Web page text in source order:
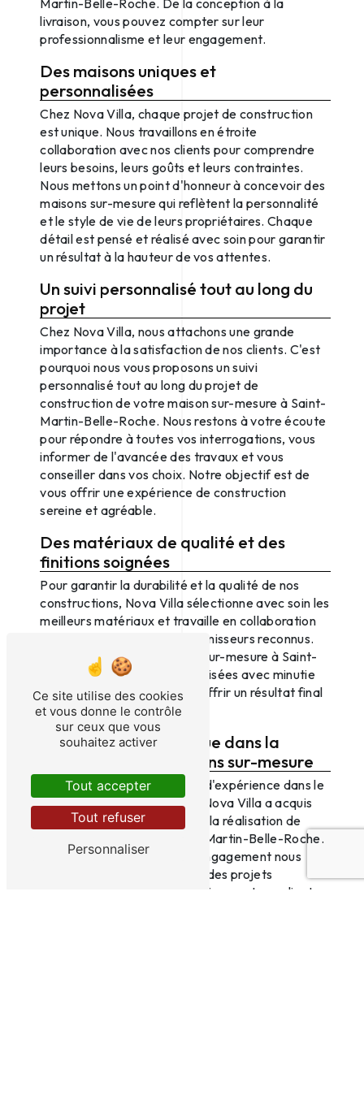
livraison, vous pouvez compter sur leur
professionnalisme et leur engagement.
Des maisons uniques et
personnalisées
Chez Nova Villa, chaque projet de construction
est unique. Nous travaillons en étroite
collaboration avec nos clients pour comprendre
leurs besoins, leurs goûts et leurs contraintes.
Nous mettons un point d'honneur à concevoir des
maisons sur-mesure qui reflètent la personnalité
et le style de vie de leurs propriétaires. Chaque
détail est pensé et réalisé avec soin pour garantir
un résultat à la hauteur de vos attentes.
Un suivi personnalisé tout au long du
projet
Chez Nova Villa, nous attachons une grande
importance à la satisfaction de nos clients. C'est
pourquoi nous vous proposons un suivi
personnalisé tout au long du projet de
construction de votre maison sur-mesure à Saint-
Martin-Belle-Roche. Nous restons à votre écoute
pour répondre à toutes vos interrogations, vous
informer de l'avancée des travaux et vous
conseiller dans vos choix. Notre objectif est de
vous offrir une expérience de construction
sereine et agréable.
Des matériaux de qualité et des
finitions soignées
Pour garantir la durabilité et la qualité de nos
constructions, Nova Villa sélectionne avec soin les
meilleurs matériaux et travaille en collaboration
avec des artisans et des fournisseurs reconnus.
Les finitions de nos maisons sur-mesure à Saint-
Martin-Belle-Roche sont réalisées avec minutie
et souci du détail pour vous offrir un résultat final
impeccable.
Une expertise reconnue dans la
construction de maisons sur-mesure
Fort de nombreuses années d'expérience dans le
domaine de la construction, Nova Villa a acquis
une expertise reconnue dans la réalisation de
maisons sur-mesure à Saint-Martin-Belle-Roche.
Notre savoir-faire et notre engagement nous
permettent de mener à bien des projets
ambitieux et de satisfaire pleinement nos clients.
Ce site utilise des cookies
et vous donne le contrôle
sur ceux que vous
souhaitez activer
Tout accepter
Tout refuser
Personnaliser